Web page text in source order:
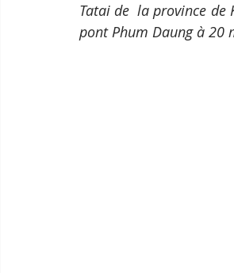
Tatai de  la province
pont Phum Daung à 20